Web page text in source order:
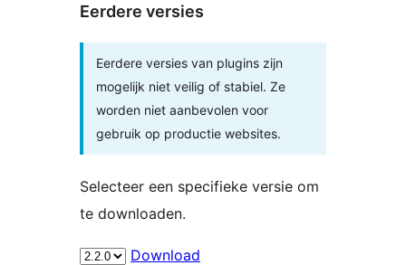
Eerdere versies
Eerdere versies van plugins zijn
mogelijk niet veilig of stabiel. Ze
worden niet aanbevolen voor
gebruik op productie websites.
Selecteer een specifieke versie om
te downloaden.
Download